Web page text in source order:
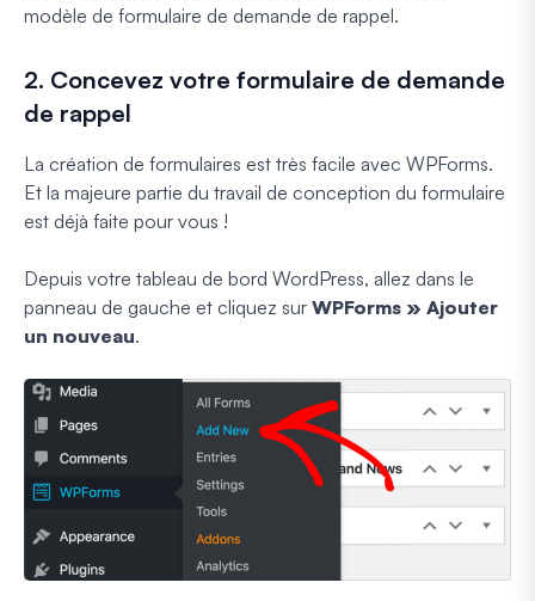
modèle de formulaire de demande de rappel.
2. Concevez votre formulaire de demande
de rappel
La création de formulaires est très facile avec WPForms.
Et la majeure partie du travail de conception du formulaire
est déjà faite pour vous !
Depuis votre tableau de bord WordPress, allez dans le
panneau de gauche et cliquez sur WPForms » Ajouter
un nouveau.